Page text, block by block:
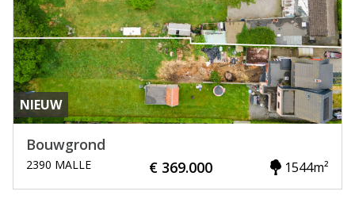
NIEUW
Bouwgrond
2390 MALLE € 369.000 1544m²